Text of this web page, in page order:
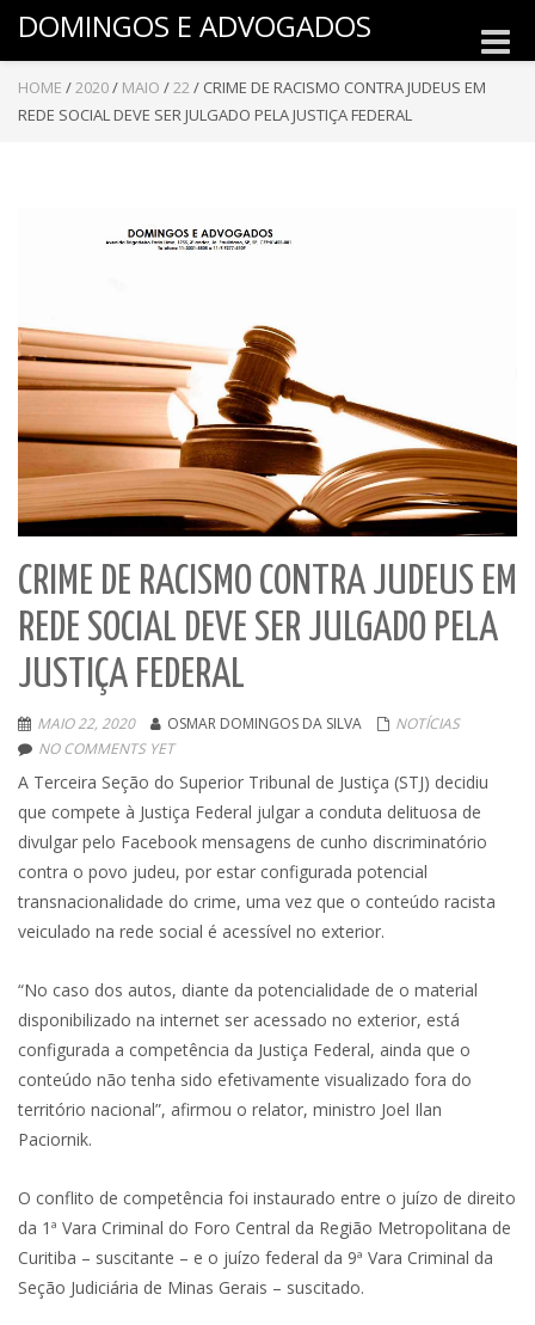
DOMINGOS E ADVOGADOS
Toggle
HOME /2020/ MAIO /22/ CRIME DE RACISMO CONTRA JUDEUS EM
REDE SOCIAL DEVE SER JULGADO PELA JUSTIÇA FEDERAL
CRIME DE RACISMO CONTRA JUDEUS EM
REDE SOCIAL DEVE SER JULGADO PELA
JUSTIÇA FEDERAL
MAIO 22, 2020 OSMAR DOMINGOS DA SILVA
NOTÍCIAS
NO COMMENTS YET
A Terceira Seção do Superior Tribunal de Justiça (STJ) decidiu
que compete à Justiça Federal julgar a conduta delituosa de
divulgar pelo Facebook mensagens de cunho discriminatório
contra o povo judeu, por estar configurada potencial
transnacionalidade do crime, uma vez que o conteúdo racista
veiculado na rede social é acessível no exterior.
“No caso dos autos, diante da potencialidade de o material
disponibilizado na internet ser acessado no exterior, está
configurada a competência da Justiça Federal, ainda que o
conteúdo não tenha sido efetivamente visualizado fora do
território nacional”, afirmou o relator, ministro Joel Ilan
Paciornik.
O conflito de competência foi instaurado entre o juízo de direito
da 1ª Vara Criminal do Foro Central da Região Metropolitana de
Curitiba – suscitante – e o juízo federal da 9ª Vara Criminal da
Seção Judiciária de Minas Gerais – suscitado.